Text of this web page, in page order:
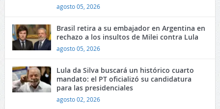
agosto 05, 2026
Brasil retira a su embajador en Argentina en
rechazo a los insultos de Milei contra Lula
agosto 05, 2026
Lula da Silva buscará un histórico cuarto
mandato: el PT oficializó su candidatura
para las presidenciales
agosto 02, 2026